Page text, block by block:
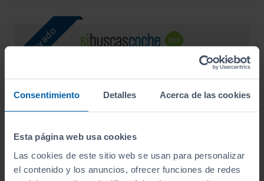
Consentimiento Detalles Acerca de las cookies
Esta página web usa cookies
Las cookies de este sitio web se usan para personalizar
el contenido y los anuncios, ofrecer funciones de redes